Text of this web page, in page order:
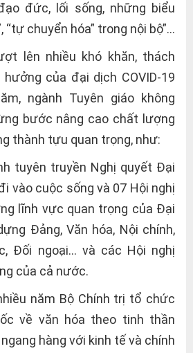
đức, lối sống, những biểu
“tự chuyển hóa” trong nội bộ”…
lên nhiều khó khăn, thách
của đại dịch COVID-19
ngành Tuyên giáo không
bước nâng cao chất lượng
thành tựu quan trọng, như:
tuyên truyền Nghị quyết Đại
vào cuộc sống và 07 Hội nghị
lĩnh vực quan trọng của Đại
Đảng, Văn hóa, Nội chính,
Đối ngoại… và các Hội nghị
của cả nước.
năm Bộ Chính trị tổ chức
về văn hóa theo tinh thần
hàng với kinh tế và chính